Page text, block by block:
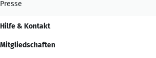
Presse
Hilfe & Kontakt
Mitgliedschaften